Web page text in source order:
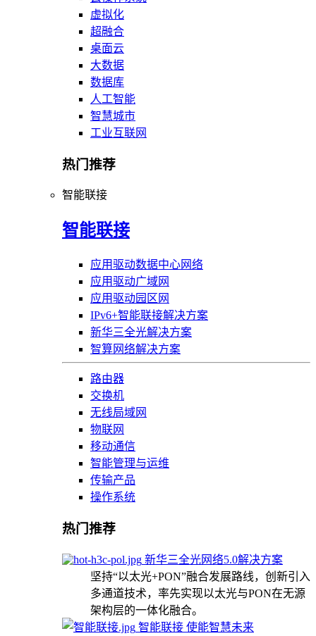
虚拟化
超融合
桌面云
大数据
数据库
人工智能
智慧城市
工业互联网
热门推荐
智能联接
智能联接
应用驱动数据中心网络
应用驱动广域网
应用驱动园区网
IPv6+智能联接解决方案
新华三全光解决方案
智算网络解决方案
路由器
交换机
无线局域网
物联网
移动通信
智能管理与运维
传输产品
操作系统
热门推荐
新华三全光网络5.0解决方案
坚持“以太光+PON”融合发展路线，创新引入
多通道技术，率先实现以太光与PON在无源
架构层的一体化融合。
智能联接 使能智慧未来